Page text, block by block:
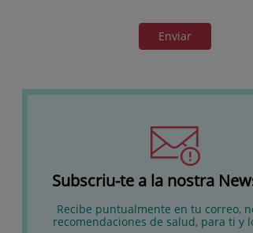
Enviar
Subscriu-te a la nostra
Recibe puntualmente en tu correo,
recomendaciones de salud, para ti y